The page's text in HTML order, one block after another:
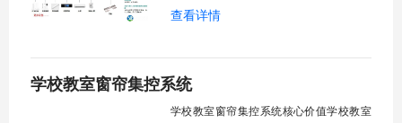
领域，打造教室风扇控制系统，实现温度
分组联动、安全防护六大模块一体化运
行，为学校提供精细化风扇管理方案。
查看详情
学校教室窗帘集控系统
学校教室窗帘集控系统核心价值学校教室